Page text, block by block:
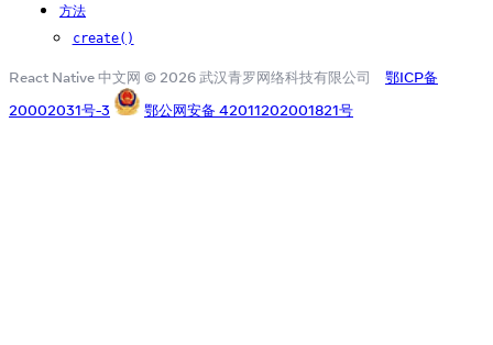
方法
create()
React Native 中文网 © 2026 武汉青罗网络科技有限公司
鄂ICP备
20002031号-3
鄂公网安备 42011202001821号